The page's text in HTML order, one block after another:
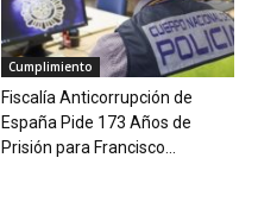
Cumplimiento
Fiscalía Anticorrupción de
España Pide 173 Años de
Prisión para Francisco...